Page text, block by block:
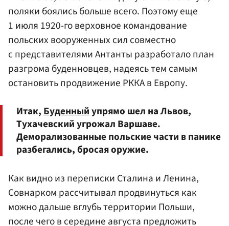
поляки боялись больше всего. Поэтому еще
1 июля 1920-го верховное командование
польских вооруженных сил совместно
с представителями Антанты разработало план
разгрома буденновцев, надеясь тем самым
остановить продвижение РККА в Европу.
Итак,Буденныйупрямо шел на Львов,
Тухачевский угрожал Варшаве.
Деморализованные польские части в панике
разбегались, бросая оружие.
Как видно из переписки Сталина и Ленина,
Совнарком рассчитывал продвинуться как
можно дальше вглубь территории Польши,
после чего в середине августа предложить